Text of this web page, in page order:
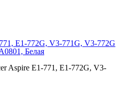
E1-772G, V3-771G, V3-772G
Белая
Aspire E1-771, E1-772G, V3-